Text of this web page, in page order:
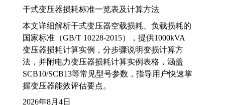
干式变压器损耗标准一览表及计算方法
本文详细解析干式变压器空载损耗、负载损耗的
国家标准（GB/T 10228-2015），提供1000kVA
变压器损耗计算实例，分步骤说明变损计算方
法，并附电力变压器损耗计算实例表格，涵盖
SCB10/SCB13等常见型号参数，指导用户快速掌
握变压器能效评估要点。
2026年8月4日